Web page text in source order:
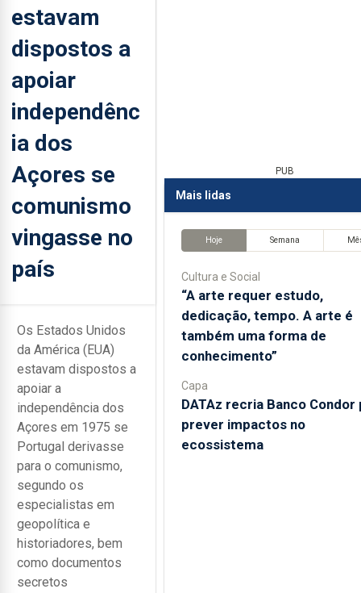
estavam
dispostos a
apoiar
independênc
ia dos
Açores se
comunismo
vingasse no
país
Os Estados Unidos
da América (EUA)
estavam dispostos a
apoiar a
independência dos
Açores em 1975 se
Portugal derivasse
para o comunismo,
segundo os
especialistas em
geopolítica e
historiadores, bem
como documentos
secretos
PUB
Mais lidas
Hoje Semana
Cultura e Social
“A arte requer estudo,
dedicação, tempo. A arte é
também uma forma de
conhecimento”
Capa
DATAz recria Banco Condor
prever impactos no
ecossistema